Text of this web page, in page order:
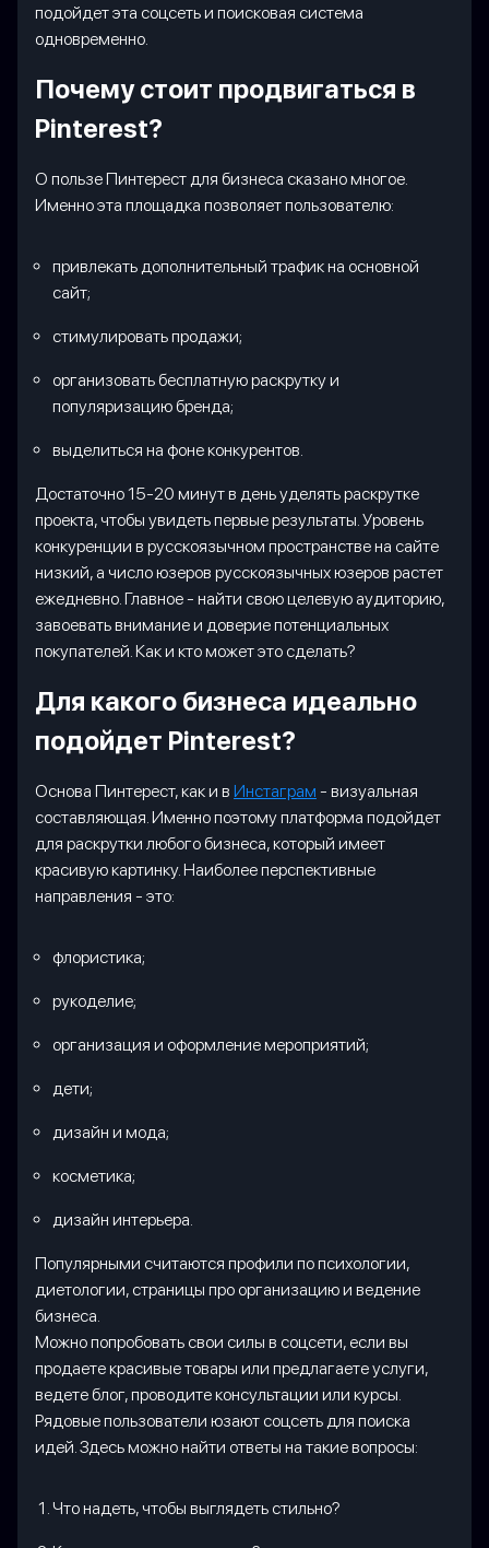
подойдет эта соцсеть и поисковая система
одновременно.
Почему стоит продвигаться в
Pinterest?
О пользе Пинтерест для бизнеса сказано многое.
Именно эта площадка позволяет пользователю:
привлекать дополнительный трафик на основной
сайт;
стимулировать продажи;
организовать бесплатную раскрутку и
популяризацию бренда;
выделиться на фоне конкурентов.
Достаточно 15-20 минут в день уделять раскрутке
проекта, чтобы увидеть первые результаты. Уровень
конкуренции в русскоязычном пространстве на сайте
низкий, а число юзеров русскоязычных юзеров растет
ежедневно. Главное - найти свою целевую аудиторию,
завоевать внимание и доверие потенциальных
покупателей. Как и кто может это сделать?
Для какого бизнеса идеально
подойдет Pinterest?
Основа Пинтерест, как и в Инстаграм - визуальная
составляющая. Именно поэтому платформа подойдет
для раскрутки любого бизнеса, который имеет
красивую картинку. Наиболее перспективные
направления - это:
флористика;
рукоделие;
организация и оформление мероприятий;
дети;
дизайн и мода;
косметика;
дизайн интерьера.
Популярными считаются профили по психологии,
диетологии, страницы про организацию и ведение
бизнеса.
Можно попробовать свои силы в соцсети, если вы
продаете красивые товары или предлагаете услуги,
ведете блог, проводите консультации или курсы.
Рядовые пользователи юзают соцсеть для поиска
идей. Здесь можно найти ответы на такие вопросы:
Что надеть, чтобы выглядеть стильно?